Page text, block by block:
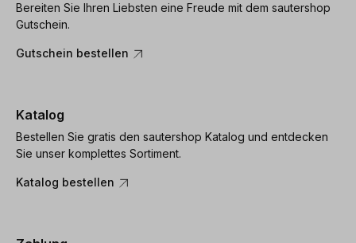
Bereiten Sie Ihren Liebsten eine Freude mit dem sautershop
Gutschein.
Gutschein bestellen
Katalog
Bestellen Sie gratis den sautershop Katalog und entdecken
Sie unser komplettes Sortiment.
Katalog bestellen